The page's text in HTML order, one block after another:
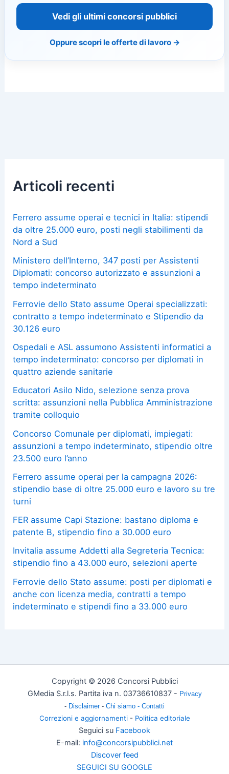
Vedi gli ultimi concorsi pubblici
Oppure scopri le offerte di lavoro →
Articoli recenti
Ferrero assume operai e tecnici in Italia: stipendi
da oltre 25.000 euro, posti negli stabilimenti da
Nord a Sud
Ministero dell’Interno, 347 posti per Assistenti
Diplomati: concorso autorizzato e assunzioni a
tempo indeterminato
Ferrovie dello Stato assume Operai specializzati:
contratto a tempo indeterminato e Stipendio da
30.126 euro
Ospedali e ASL assumono Assistenti informatici a
tempo indeterminato: concorso per diplomati in
quattro aziende sanitarie
Educatori Asilo Nido, selezione senza prova
scritta: assunzioni nella Pubblica Amministrazione
tramite colloquio
Concorso Comunale per diplomati, impiegati:
assunzioni a tempo indeterminato, stipendio oltre
23.500 euro l’anno
Ferrero assume operai per la campagna 2026:
stipendio base di oltre 25.000 euro e lavoro su tre
turni
FER assume Capi Stazione: bastano diploma e
patente B, stipendio fino a 30.000 euro
Invitalia assume Addetti alla Segreteria Tecnica:
stipendio fino a 43.000 euro, selezioni aperte
Ferrovie dello Stato assume: posti per diplomati e
anche con licenza media, contratti a tempo
indeterminato e stipendi fino a 33.000 euro
Copyright © 2026 Concorsi Pubblici
GMedia S.r.l.s. Partita iva n. 03736610837 - Privacy
- Disclaimer - Chi siamo - Contatti
Correzioni e aggiornamenti- Politica editoriale
Seguici su Facebook
E-mail: info@concorsipubblici.net
Discover feed
SEGUICI SU GOOGLE